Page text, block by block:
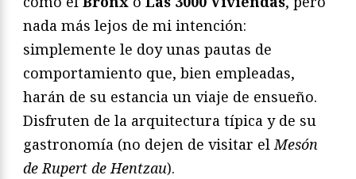
nada más lejos de mi intención:
simplemente le doy unas pautas de
comportamiento que, bien empleadas,
harán de su estancia un viaje de ensueño.
Disfruten de la arquitectura típica y de su
gastronomía (no dejen de visitar elMesón
de Rupert de Hentzau).